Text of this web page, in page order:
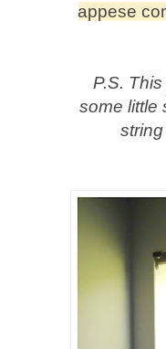
appese
P.S.
some little